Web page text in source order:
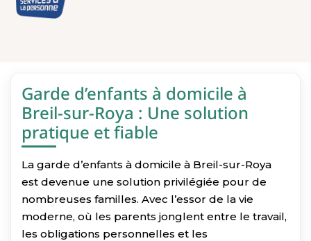
Garde d’enfants à domicile à
Breil-sur-Roya : Une solution
pratique et fiable
La garde d’enfants à domicile à Breil-sur-Roya
est devenue une solution privilégiée pour de
nombreuses familles. Avec l’essor de la vie
moderne, où les parents jonglent entre le travail,
les obligations personnelles et les